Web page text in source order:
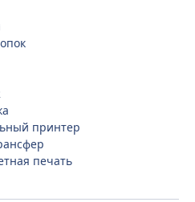
принтер
печать